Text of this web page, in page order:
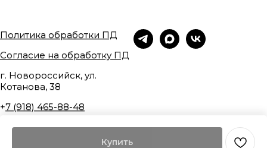
Купить
Политика обработки ПД
Согласие на обработку ПД
г. Новороссийск, ул.
Котанова, 38
+7 (918) 465-88-48